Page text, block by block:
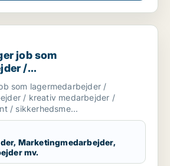
som lagermedarbejder /
job som
/
/ kreativ
rengøringsassistent /
som lagermedarbejder /
/ kreativ medarbejder /
/ sikkerhedsme...
Marketingmedarbejder,
mv.